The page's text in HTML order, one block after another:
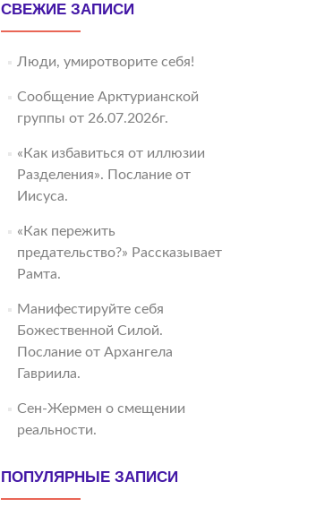
СВЕЖИЕ ЗАПИСИ
Люди, умиротворите себя!
Сообщение Арктурианской
группы от 26.07.2026г.
«Как избавиться от иллюзии
Разделения». Послание от
Иисуса.
«Как пережить
предательство?» Рассказывает
Рамта.
Манифестируйте себя
Божественной Силой.
Послание от Архангела
Гавриила.
Сен-Жермен о смещении
реальности.
ПОПУЛЯРНЫЕ ЗАПИСИ